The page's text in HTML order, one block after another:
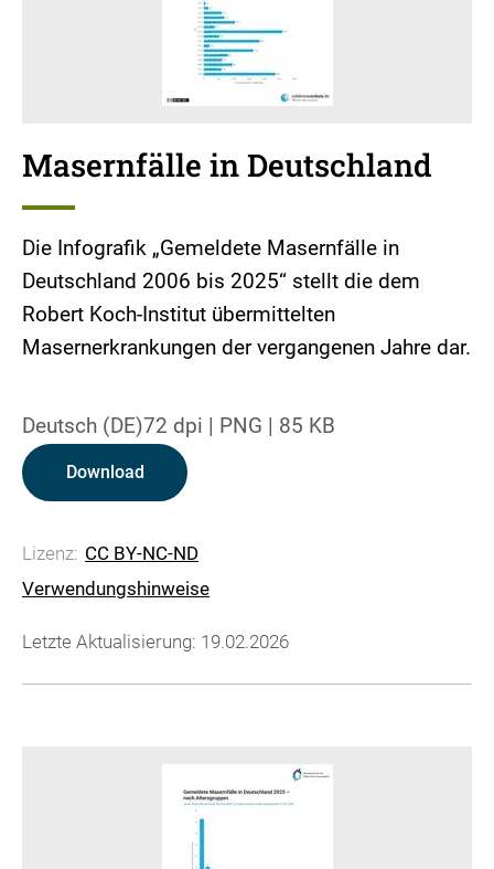
Masernfälle in Deutschland
Die Infografik „Gemeldete Masernfälle in
Deutschland 2006 bis 2025“ stellt die dem
Robert Koch-Institut übermittelten
Masernerkrankungen der vergangenen Jahre dar.
Deutsch (DE)72 dpi | PNG | 85 KB
Download
Lizenz: CC BY-NC-ND
Verwendungshinweise
Letzte Aktualisierung: 19.02.2026